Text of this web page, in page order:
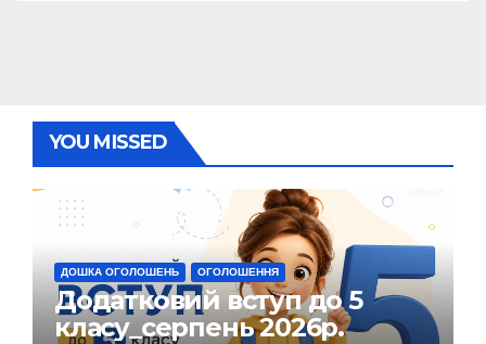
YOU MISSED
ДОШКА ОГОЛОШЕНЬ ОГОЛОШЕННЯ
Додатковий вступ до 5
класу_серпень 2026р.